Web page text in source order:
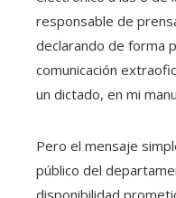
responsable de
declarando de forma
comunicación
un dictado, en mi
Pero el mensaje
público del
disponibilidad